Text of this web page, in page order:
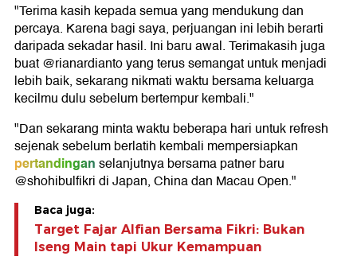
"Terima kasih kepada semua yang mendukung dan
percaya. Karena bagi saya, perjuangan ini lebih berarti
daripada sekadar hasil. Ini baru awal. Terimakasih juga
buat @rianardianto yang terus semangat untuk menjadi
lebih baik, sekarang nikmati waktu bersama keluarga
kecilmu dulu sebelum bertempur kembali."
"Dan sekarang minta waktu beberapa hari untuk refresh
sejenak sebelum berlatih kembali mempersiapkan
pertandinganselanjutnya bersama patner baru
@shohibulfikri di Japan, China dan Macau Open."
Baca juga:
Target Fajar Alfian Bersama Fikri: Bukan
Iseng Main tapi Ukur Kemampuan